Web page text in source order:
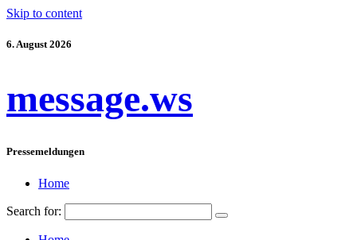
Skip to content
6. August 2026
message.ws
Pressemeldungen
Home
Search for: